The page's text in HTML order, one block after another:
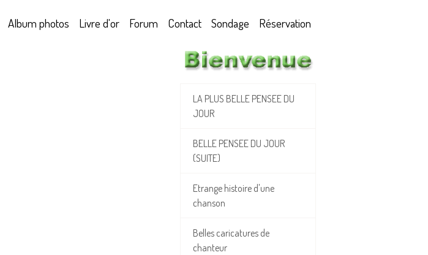
Album photos Livre d'or Forum Contact Sondage Réservation
LA PLUS BELLE PENSEE DU
JOUR
BELLE PENSEE DU JOUR
(SUITE)
Etrange histoire d'une
chanson
Belles caricatures de
chanteur